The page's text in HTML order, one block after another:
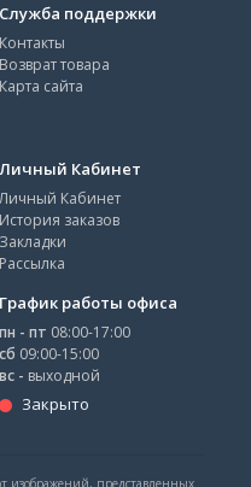
Служба поддержки
Контакты
Возврат товара
Карта сайта
Личный Кабинет
Личный Кабинет
История заказов
Закладки
Рассылка
График работы офиса
пн - пт 08:00-17:00
сб 09:00-15:00
вс - выходной
Закрыто
изображений, представленных